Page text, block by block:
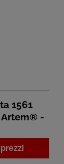
1561
Artem® -